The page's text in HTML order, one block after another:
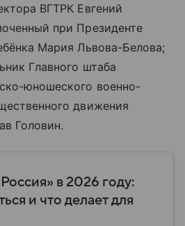
ВГТРК Евгений
при Президенте
Мария Львова-Белова;
Главного штаба
юношеского военно-
движения
Головин.
в 2026 году:
и что делает для